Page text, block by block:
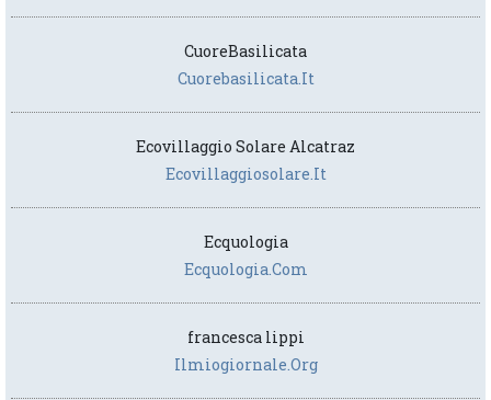
CuoreBasilicata
Cuorebasilicata.it
Ecovillaggio Solare Alcatraz
Ecovillaggiosolare.it
Ecquologia
Ecquologia.com
francesca lippi
Ilmiogiornale.org